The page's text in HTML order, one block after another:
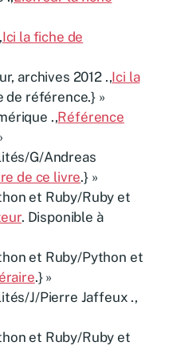
Ici la fiche de
archives 2012 .,Ici la
de référence.} »
.,Référence
G/Andreas
de ce livre.} »
et Ruby/Ruby et
. Disponible à
et Ruby/Python et
.} »
J/Pierre Jaffeux .,
et Ruby/Ruby et